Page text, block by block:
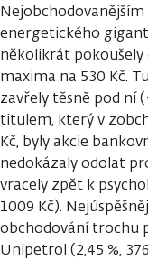
energetického
několikrát
maxima na 530 Kč.
zavřely těsně pod ní
titulem, který v
Kč, byly akcie
nedokázaly odolat
vracely zpět k
1009 Kč).
obchodování trochu
Unipetrol (2,45 %,